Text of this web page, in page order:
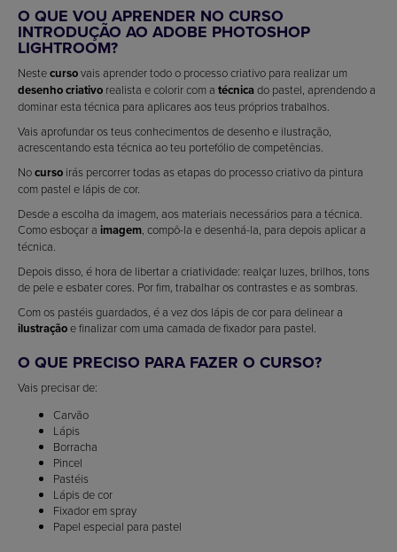
O QUE VOU APRENDER NO CURSO
INTRODUÇÃO AO ADOBE PHOTOSHOP
LIGHTROOM?
Nestecursovais aprender todo o processo criativo para realizar um
desenhocriativo realista e colorir com a técnicado pastel, aprendendo a
dominar esta técnica para aplicares aos teus próprios trabalhos.
Vais aprofundar os teus conhecimentos de desenho e ilustração,
acrescentando esta técnica ao teu portefólio de competências.
Nocurso irás percorrer todas as etapas do processo criativo da pintura
com pastel e lápis de cor.
Desde a escolha da imagem, aos materiais necessários para a técnica.
Como esboçar a imagem, compô-la e desenhá-la, para depois aplicar a
técnica.
Depois disso, é hora de libertar a criatividade: realçar luzes, brilhos, tons
de pele e esbater cores. Por fim, trabalhar os contrastes e as sombras.
Com os pastéis guardados, é a vez dos lápis de cor para delinear a
ilustraçãoe finalizar com uma camada de fixador para pastel.
O QUE PRECISO PARA FAZER O CURSO?
Vais precisar de:
Carvão
Lápis
Borracha
Pincel
Pastéis
Lápis de cor
Fixador em spray
Papel especial para pastel